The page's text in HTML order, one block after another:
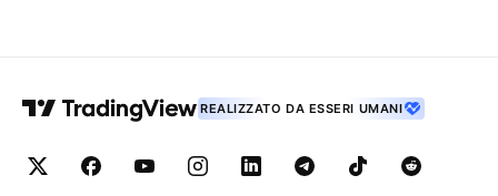
REALIZZATO DA ESSERI UMANI